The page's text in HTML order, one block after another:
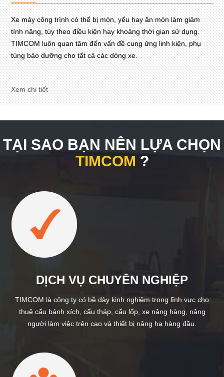
Xe máy công trình có thể bị mòn, yếu hay ăn mòn làm giảm
tính năng, tùy theo điều kiện hay khoảng thời gian sử dụng.
TIMCOM luôn quan tâm đến vấn đề cung ứng linh kiện, phụ
tùng bảo dưỡng cho tất cả các dòng xe.
Xem chi tiết
TẠI SAO BẠN NÊN LỰA CHỌN
TIMCOM ?
DỊCH VỤ CHUYÊN NGHIỆP
TIMCOM là công ty có bề dày kinh nghiệm trong lĩnh vực cho
thuê cẩu bánh xích, cẩu tháp, cẩu lốp, xe nâng hàng, nâng
người làm việc trên cao và thiết bị nâng hạ hàng đầu.